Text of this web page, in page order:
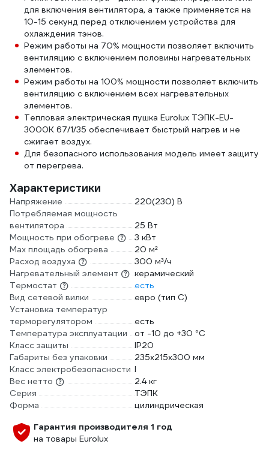
для включения вентилятора, а также применяется на
10-15 секунд перед отключением устройства для
охлаждения тэнов.
Режим работы на 70% мощности позволяет включить
вентиляцию с включением половины нагревательных
элементов.
Режим работы на 100% мощности позволяет включить
вентиляцию с включением всех нагревательных
элементов.
Тепловая электрическая пушка Eurolux ТЭПК-EU-
3000K 67/1/35 обеспечивает быстрый нагрев и не
сжигает воздух.
Для безопасного использования модель имеет защиту
от перегрева.
Характеристики
Напряжение
220(230) В
Потребляемая мощность
вентилятора
25 Вт
Мощность при обогреве
3 кВт
Max площадь обогрева
20 м²
Расход воздуха
300 м³/ч
Нагревательный элемент
керамический
Термостат
есть
Вид сетевой вилки
евро (тип С)
Установка температур
терморегулятором
есть
Температура эксплуатации
от -10 до +30 °С
Класс защиты
IP20
Габариты без упаковки
235х215х300 мм
Класс электробезопасности I
Вес нетто
2.4 кг
Серия
ТЭПК
Форма
цилиндрическая
Гарантия производителя 1 год
на товары Eurolux